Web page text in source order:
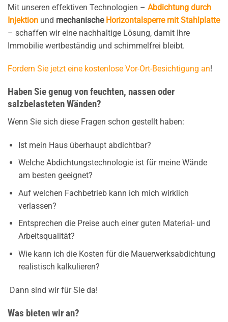
Mit unseren effektiven Technologien – Abdichtung durch
Injektion und mechanische Horizontalsperre mit Stahlplatte
– schaffen wir eine nachhaltige Lösung, damit Ihre
Immobilie wertbeständig und schimmelfrei bleibt.
Fordern Sie jetzt eine kostenlose Vor-Ort-Besichtigung an!
Haben Sie genug von feuchten, nassen oder
salzbelasteten Wänden?
Wenn Sie sich diese Fragen schon gestellt haben:
Ist mein Haus überhaupt abdichtbar?
Welche Abdichtungstechnologie ist für meine Wände
am besten geeignet?
Auf welchen Fachbetrieb kann ich mich wirklich
verlassen?
Entsprechen die Preise auch einer guten Material- und
Arbeitsqualität?
Wie kann ich die Kosten für die Mauerwerksabdichtung
realistisch kalkulieren?
Dann sind wir für Sie da!
Was bieten wir an?